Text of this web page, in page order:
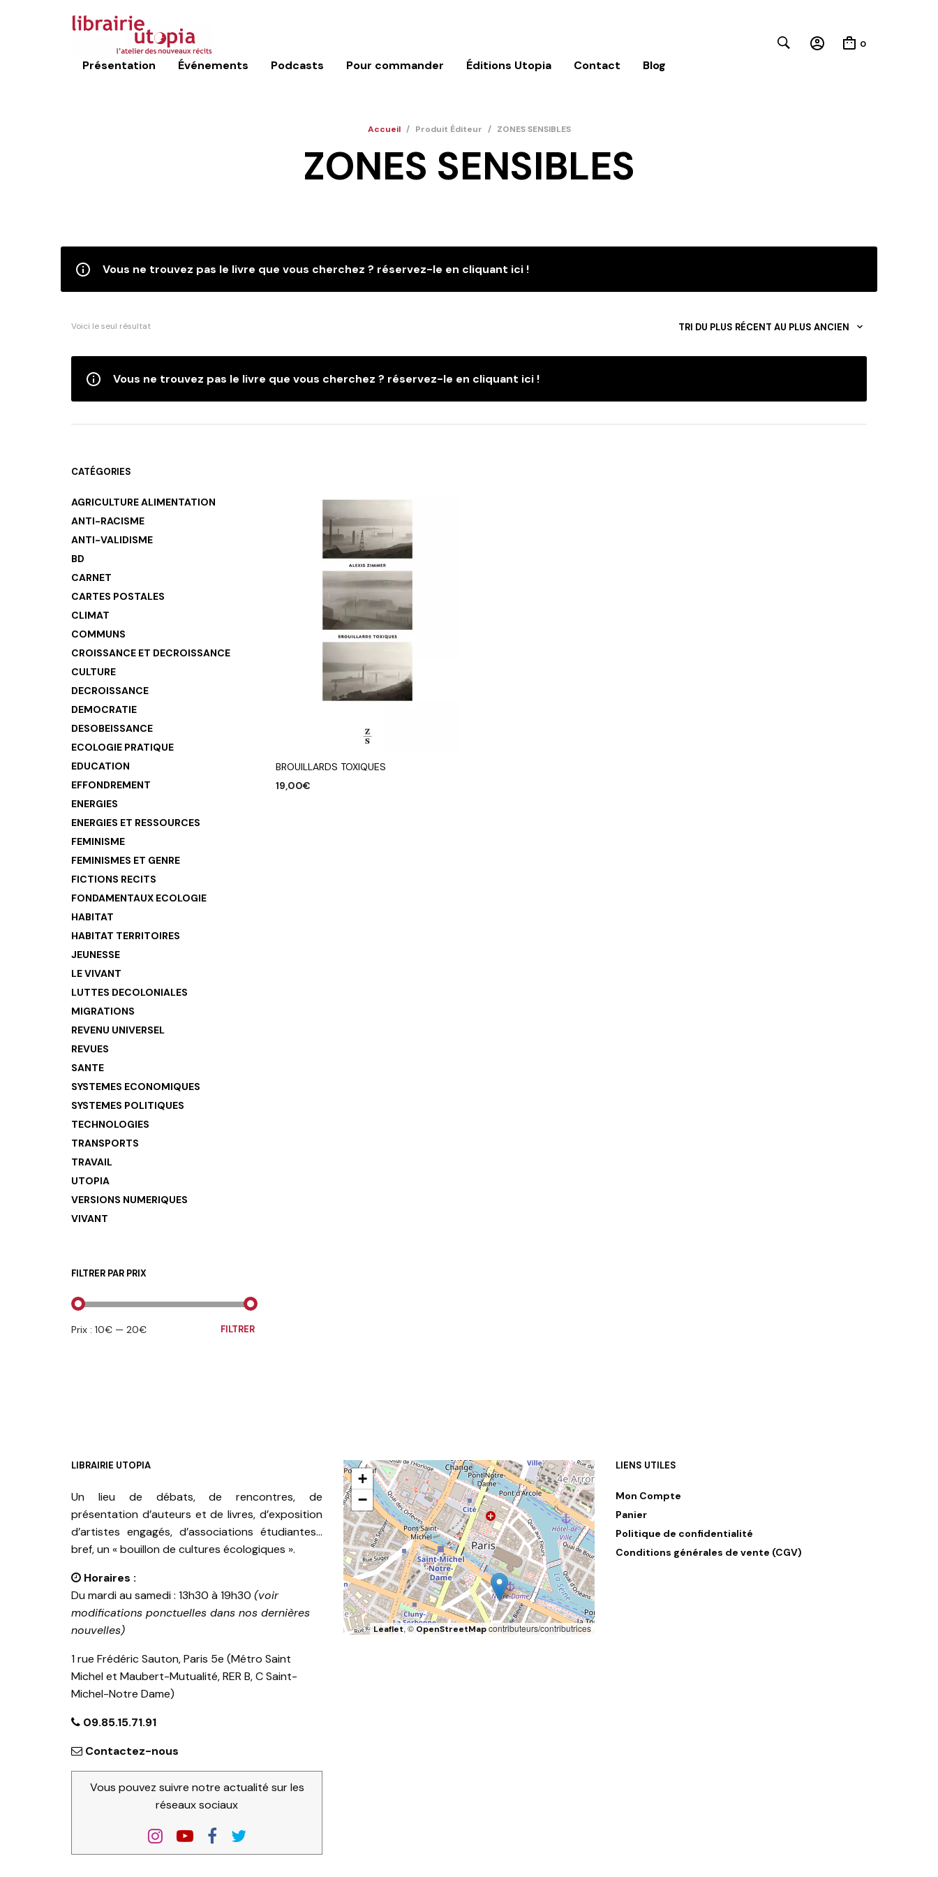
Présentation Événements Podcasts Pour commander Éditions Utopia Contact Blog
0
Accueil / Produit Éditeur / ZONES SENSIBLES
ZONES SENSIBLES
Vous ne trouvez pas le livre que vous cherchez ? réservez-le en cliquant ici !
Voici le seul résultat TRI DU PLUS RÉCENT AU PLUS ANCIEN
Vous ne trouvez pas le livre que vous cherchez ? réservez-le en cliquant ici !
CATÉGORIES
AGRICULTURE ALIMENTATION
ANTI-RACISME
ANTI-VALIDISME
BD
CARNET
CARTES POSTALES
CLIMAT
COMMUNS
CROISSANCE ET DECROISSANCE
CULTURE
DECROISSANCE
DEMOCRATIE
DESOBEISSANCE
ECOLOGIE PRATIQUE
EDUCATION
EFFONDREMENT
ENERGIES
ENERGIES ET RESSOURCES
FEMINISME
FEMINISMES ET GENRE
FICTIONS RECITS
FONDAMENTAUX ECOLOGIE
HABITAT
HABITAT TERRITOIRES
JEUNESSE
LE VIVANT
LUTTES DECOLONIALES
MIGRATIONS
REVENU UNIVERSEL
REVUES
SANTE
SYSTEMES ECONOMIQUES
SYSTEMES POLITIQUES
TECHNOLOGIES
TRANSPORTS
TRAVAIL
UTOPIA
VERSIONS NUMERIQUES
VIVANT
FILTRER PAR PRIX
PRIX
PRIX
FILTRER
Prix : 10€ — 20€
BROUILLARDS TOXIQUES
19,00€
LIBRAIRIE UTOPIA
Un lieu de débats, de rencontres, de
présentation d’auteurs et de livres, d’exposition
d’artistes engagés, d’associations étudiantes…
bref, un « bouillon de cultures écologiques ».
Horaires :
Du mardi au samedi : 13h30 à 19h30 (voir
modifications ponctuelles dans nos dernières
nouvelles)
1 rue Frédéric Sauton, Paris 5e (Métro Saint
Michel et Maubert-Mutualité, RER B, C Saint-
Michel-Notre Dame)
09.85.15.71.91
Contactez-nous
Vous pouvez suivre notre actualité sur les
réseaux sociaux
+
−
Leaflet, ©OpenStreetMapcontributeurs/contributrices
LIENS UTILES
Mon Compte
Panier
Politique de confidentialité
Conditions générales de vente (CGV)